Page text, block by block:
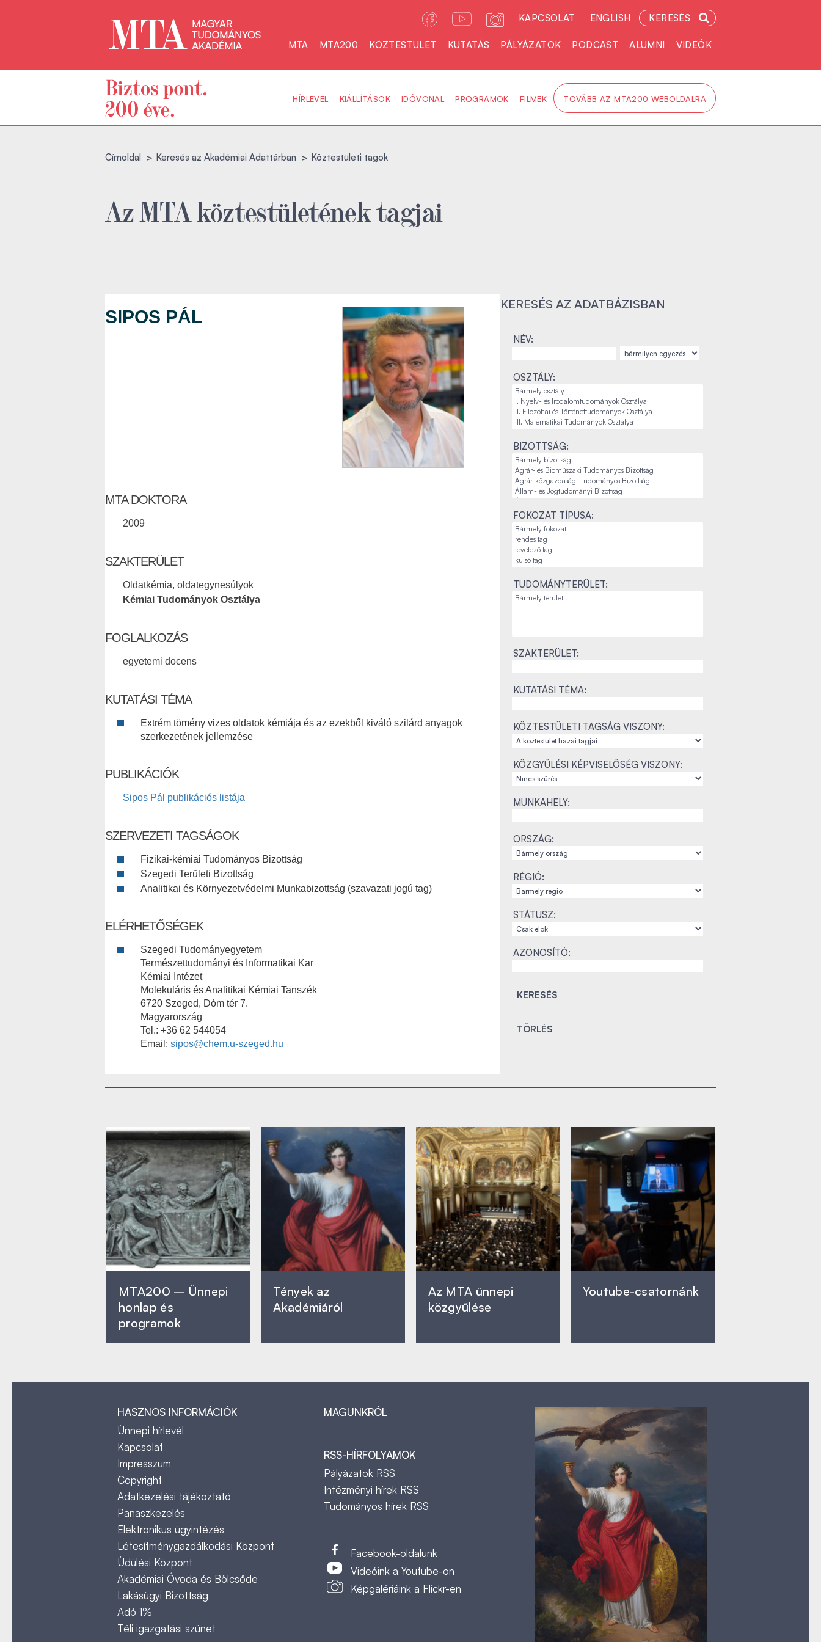
KAPCSOLAT ENGLISH KERESÉS
MTA MTA200 KÖZTESTÜLET KUTATÁS PÁLYÁZATOK PODCAST ALUMNI VIDEÓK
HÍRLEVÉL KIÁLLÍTÁSOK IDŐVONAL PROGRAMOK FILMEK TOVÁBB AZ MTA200 WEBOLDALRA
Címoldal Keresés az Akadémiai Adattárban Köztestületi tagok
Az MTA köztestületének tagjai
SIPOS PÁL
MTA DOKTORA
2009
SZAKTERÜLET
Oldatkémia, oldategynesúlyok
Kémiai Tudományok Osztálya
FOGLALKOZÁS
egyetemi docens
KUTATÁSI TÉMA
Extrém tömény vizes oldatok kémiája és az ezekből kiváló szilárd anyagok
szerkezetének jellemzése
PUBLIKÁCIÓK
Sipos Pál publikációs listája
SZERVEZETI TAGSÁGOK
Fizikai-kémiai Tudományos Bizottság
Szegedi Területi Bizottság
Analitikai és Környezetvédelmi Munkabizottság (szavazati jogú tag)
ELÉRHETŐSÉGEK
Szegedi Tudományegyetem
Természettudományi és Informatikai Kar
Kémiai Intézet
Molekuláris és Analitikai Kémiai Tanszék
6720 Szeged, Dóm tér 7.
Magyarország
Tel.: +36 62 544054
Email: sipos@chem.u-szeged.hu
KERESÉS AZ ADATBÁZISBAN
NÉV:
OSZTÁLY:
BIZOTTSÁG:
FOKOZAT TÍPUSA:
TUDOMÁNYTERÜLET:
SZAKTERÜLET:
KUTATÁSI TÉMA:
KÖZTESTÜLETI TAGSÁG VISZONY:
KÖZGYŰLÉSI KÉPVISELŐSÉG VISZONY:
MUNKAHELY:
ORSZÁG:
RÉGIÓ:
STÁTUSZ:
AZONOSÍTÓ:
MTA200 – Ünnepi
honlap és
programok
Tények az
Akadémiáról
Az MTA ünnepi
közgyűlése
Youtube-csatornánk
HASZNOS INFORMÁCIÓK
Ünnepi hírlevél
Kapcsolat
Impresszum
Copyright
Adatkezelési tájékoztató
Panaszkezelés
Elektronikus ügyintézés
Létesítménygazdálkodási Központ
Üdülési Központ
Akadémiai Óvoda és Bölcsőde
Lakásügyi Bizottság
Adó 1%
Téli igazgatási szünet
MAGUNKRÓL
RSS-HÍRFOLYAMOK
Pályázatok RSS
Intézményi hírek RSS
Tudományos hírek RSS
Facebook-oldalunk
Videóink a Youtube-on
Képgalériáink a Flickr-en